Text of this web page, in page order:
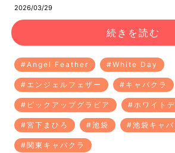
2026/03/29
#Angel Feather #White Day
#エンジェルフェザー #キャバクラ
#ピックアップグラビア #ホワイト
#宮下まひろ #池袋 #池袋キャバ
#関東キャバクラ
続きを読む